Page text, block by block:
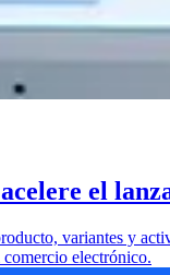
el
variantes y
electrónico.